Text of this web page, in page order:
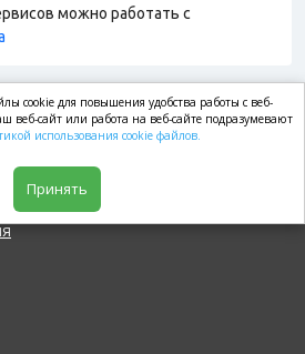
можно работать с
cookie для повышения удобства работы с веб-
веб-сайт или работа на веб-сайте подразумевают
использования cookie файлов.
Принять